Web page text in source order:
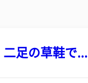
足の草鞋で...